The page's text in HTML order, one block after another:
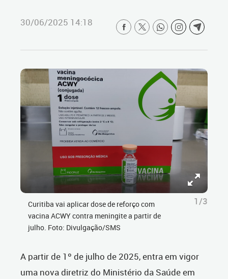
30/06/2025 14:18
Curitiba vai aplicar dose de reforço com
vacina ACWY contra meningite a partir de
julho. Foto: Divulgação/SMS
1/3
A partir de 1º de julho de 2025, entra em vigor
uma nova diretriz do Ministério da Saúde em